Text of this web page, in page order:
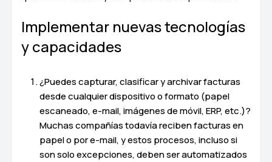
Implementar nuevas tecnologías
y capacidades
¿Puedes capturar, clasificar y archivar facturas
desde cualquier dispositivo o formato (papel
escaneado, e-mail, imágenes de móvil, ERP, etc.)?
Muchas compañías todavía reciben facturas en
papel o por e-mail, y estos procesos, incluso si
son solo excepciones, deben ser automatizados